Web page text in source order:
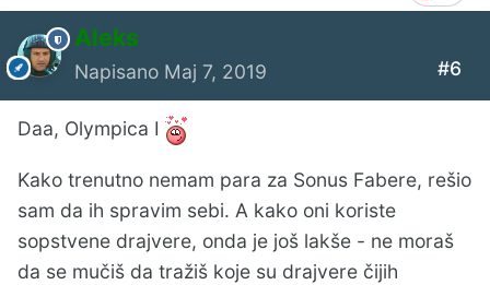
Aleks
Napisano Maj 7, 2019 #6
Daa, Olympica I
Kako trenutno nemam para za Sonus Fabere, rešio
sam da ih spravim sebi. A kako oni koriste
sopstvene drajvere, onda je još lakše - ne moraš
da se mučiš da tražiš koje su drajvere čijih